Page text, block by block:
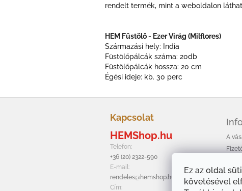
Ez az oldal
követésével
rendelt termék, mint a weboldalon
HEM Füstölő - Ezer Virág (Milflores)
Származási hely: India
Füstölőpálcák száma: 20db
Füstölőpálcák hossza: 20 cm
Égési ideje: kb. 30 perc
Kapcsolat
HEMShop.hu
Telefon:
+36 (20) 2322-590
E-mail:
rendeles@hemshop.hu
Cím:
A
A